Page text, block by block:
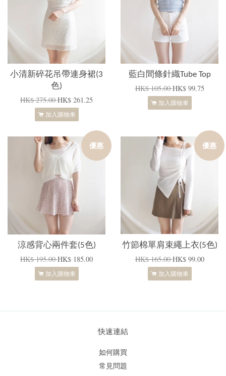
小清新碎花吊帶連身裙(3
色)
HK$ 275.00HK$ 261.25
加入購物車
藍白間條針織Tube Top
HK$ 105.00HK$ 99.75
加入購物車
優惠
涼感背心兩件套(5色)
HK$ 195.00HK$ 185.00
加入購物車
優惠
竹節棉單肩束繩上衣(5色)
HK$ 165.00HK$ 99.00
加入購物車
快速連結
如何購買
常見問題